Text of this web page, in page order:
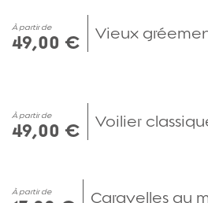
À partir de
49,00 € Vieux
À partir de
49,00 € Voilier
À partir de Caravelles au